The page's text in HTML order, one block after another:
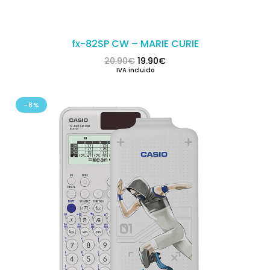
fx-82SP CW – MARIE CURIE
20.90€ El precio original era: 20.90€.
19.90€El precio actual es:
IVA incluido
-8%